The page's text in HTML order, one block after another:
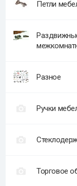
Петли
Разное
Ручки
Торговое